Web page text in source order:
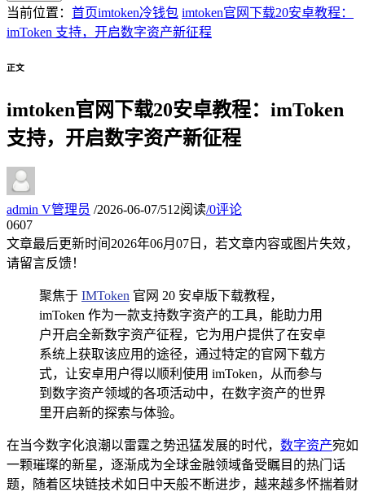
当前位置： 首页imtoken冷钱包 imtoken官网下载20安卓教程：
imToken 支持，开启数字资产新征程
正文
imtoken官网下载20安卓教程：imToken
支持，开启数字资产新征程
admin V管理员 /2026-06-07/512阅读/0评论
0607
文章最后更新时间 2026年06月07日 ，若文章内容或图片失效，
请留言反馈！
聚焦于 IMToken 官网 20 安卓版下载教程，
imToken 作为一款支持数字资产的工具，能助力用
户开启全新数字资产征程，它为用户提供了在安卓
系统上获取该应用的途径，通过特定的官网下载方
式，让安卓用户得以顺利使用 imToken，从而参与
到数字资产领域的各项活动中，在数字资产的世界
里开启新的探索与体验。
在当今数字化浪潮以雷霆之势迅猛发展的时代， 数字资产宛如
一颗璀璨的新星，逐渐成为全球金融领域备受瞩目的热门话
题，随着区块链技术如日中天般不断进步，越来越多怀揣着财